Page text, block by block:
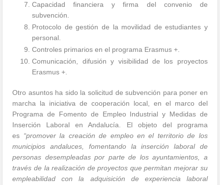
Capacidad financiera y firma del convenio de
subvención.
Protocolo de gestión de la movilidad de estudiantes y
personal.
Controles primarios en el programa Erasmus +.
Comunicación, difusión y visibilidad de los proyectos
Erasmus +.
Otro asuntos ha sido la solicitud de subvención para poner en
marcha la iniciativa de cooperación local, en el marco del
Programa de Fomento de Empleo Industrial y Medidas de
Inserción Laboral en Andalucía. El objeto del programa
es “promover la creación de empleo en el territorio de los
municipios andaluces, fomentando la inserción laboral de
personas desempleadas por parte de los ayuntamientos, a
través de la realización de proyectos que permitan mejorar su
empleabilidad con la adquisición de experiencia laboral